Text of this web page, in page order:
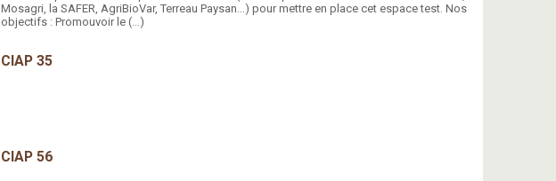
Mosagri, la SAFER, AgriBioVar, Terreau Paysan...) pour mettre en place cet espace test. Nos
objectifs : Promouvoir le (…)
CIAP 35
CIAP 56